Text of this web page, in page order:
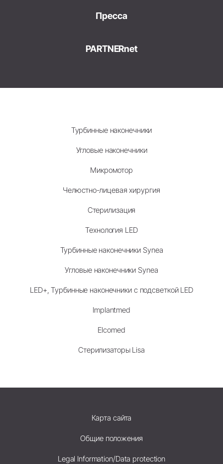
Пресса
PARTNERnet
Турбинные наконечники
Угловые наконечники
Микромотор
Челюстно-лицевая хирургия
Стерилизация
Технология LED
Турбинные наконечники Synea
Угловые наконечники Synea
LED+, Турбинные наконечники с подсветкой LED
Implantmed
Elcomed
Стерилизаторы Lisa
Карта сайта
Общие положения
Legal Information/Data protection